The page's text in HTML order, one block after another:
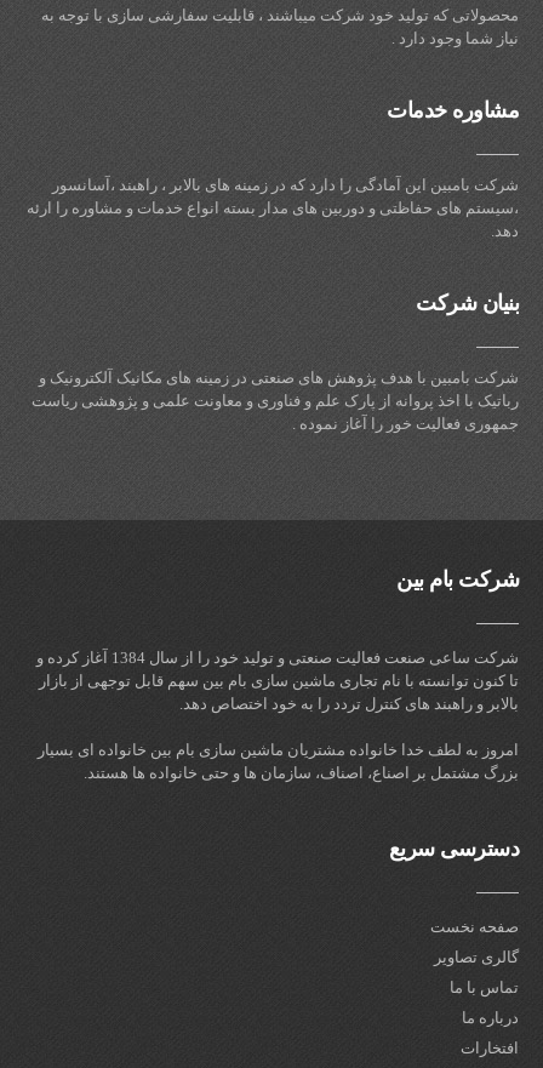
محصولاتی که تولید خود شرکت میباشند ، قابلیت سفارشی سازی با توجه به
نیاز شما وجود دارد .
مشاوره خدمات
شرکت بامبین این آمادگی را دارد که در زمینه های بالابر ، راهبند ،آسانسور
،سیستم های حفاظتی و دوربین های مدار بسته انواع خدمات و مشاوره را ارئه
دهد.
بنیان شرکت
شرکت بامبین با هدف پژوهش های صنعتی در زمینه های مکانیک آلکترونیک و
رباتیک با اخذ پروانه از پارک علم و فناوری و معاونت علمی و پژوهشی ریاست
جمهوری فعالیت خور را آغاز نموده .
شرکت بام بین
شرکت ساعی صنعت فعالیت صنعتی و تولید خود را از سال 1384 آغاز کرده و
تا کنون توانسته با نام تجاری ماشین سازی بام بین سهم قابل توجهی از بازار
بالابر و راهبند های کنترل تردد را به خود اختصاص دهد.
امروز به لطف خدا خانواده مشتریان ماشین سازی بام بین خانواده ای بسیار
بزرگ مشتمل بر اصناع، اصناف، سازمان ها و حتی خانواده ها هستند.
دسترسی سریع
صفحه نخست
گالری تصاویر
تماس با ما
درباره ما
افتخارات